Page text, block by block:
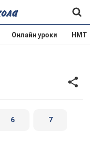
Онлайн уроки НМТ
6 7